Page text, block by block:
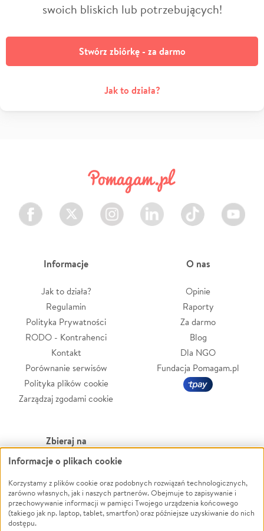
swoich bliskich lub potrzebujących!
Stwórz zbiórkę - za darmo
Jak to działa?
Facebook Twitter Instagram LinkedIn TikTok Youtube
Informacje
Jak to działa?
Regulamin
Polityka Prywatności
RODO - Kontrahenci
Kontakt
Porównanie serwisów
Polityka plików cookie
Zarządzaj zgodami cookie
O nas
Opinie
Raporty
Za darmo
Blog
Dla NGO
Fundacja Pomagam.pl
Zbieraj na
Leczenie
Zwierzęta
Pożar
Ukraina
Powódź
Wichura
NGO
Informacje o plikach cookie
Korzystamy z plików cookie oraz podobnych rozwiązań technologicznych,
zarówno własnych, jak i naszych partnerów. Obejmuje to zapisywanie i
przechowywanie informacji w pamięci Twojego urządzenia końcowego
(takiego jak np. laptop, tablet, smartfon) oraz późniejsze uzyskiwanie do nich
dostępu.